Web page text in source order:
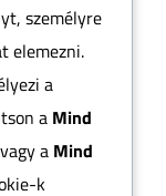
személyre
elemezni.
a
a Mind
a Mind
k